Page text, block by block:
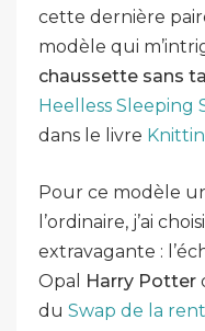
cette dernière
modèle qui
chaussette sans
Heelless Sleeping
dans le livre
Pour ce modèle
l’ordinaire, j’ai
extravagante :
Opal
Harry Potter
du Swap de la